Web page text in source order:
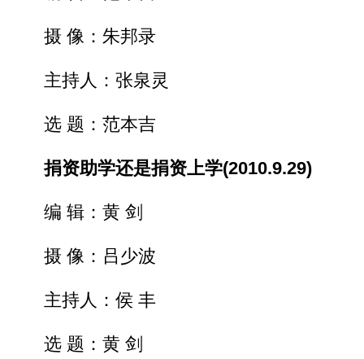
摄 像：朱邦录
主持人：张泉灵
选 题：范本吉
捐资助学还是捐资上学(2010.9.29)
编 辑：黄 剑
摄 像：吕少波
主持人：侯 丰
选 题：黄 剑